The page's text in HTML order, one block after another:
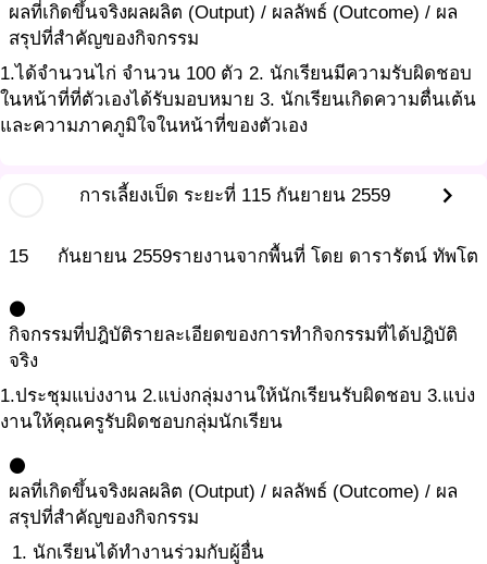
ผลที่เกิดขึ้นจริงผลผลิต (Output) / ผลลัพธ์ (Outcome) / ผล
สรุปที่สำคัญของกิจกรรม
1.ได้จำนวนไก่ จำนวน 100 ตัว 2. นักเรียนมีความรับผิดชอบ
ในหน้าที่ที่ตัวเองได้รับมอบหมาย 3. นักเรียนเกิดความตื่นเต้น
และความภาคภูมิใจในหน้าที่ของตัวเอง
การเลี้ยงเป็ด ระยะที่ 115 กันยายน 2559 chevron_right
15 กันยายน 2559รายงานจากพื้นที่ โดย ดารารัตน์ ทัพโต
circle
กิจกรรมที่ปฎิบัติรายละเอียดของการทำกิจกรรมที่ได้ปฎิบัติ
จริง
1.ประชุมแบ่งงาน 2.แบ่งกลุ่มงานให้นักเรียนรับผิดชอบ 3.แบ่ง
งานให้คุณครูรับผิดชอบกลุ่มนักเรียน
circle
ผลที่เกิดขึ้นจริงผลผลิต (Output) / ผลลัพธ์ (Outcome) / ผล
สรุปที่สำคัญของกิจกรรม
นักเรียนได้ทำงานร่วมกับผู้อื่น